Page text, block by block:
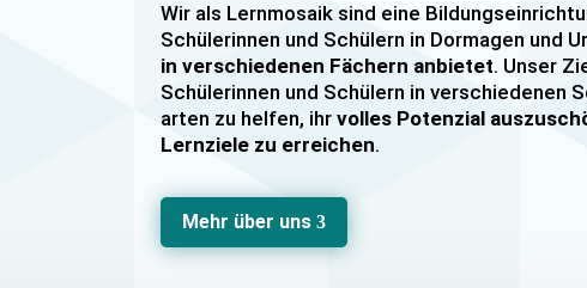
Wir als Lernmosaik sind eine
Schülerinnen und Schülern in Dormagen und
in verschiedenen Fächern anbietet. Unser
Schülerinnen und Schülern in verschiedenen
arten zu helfen, ihrvolles Potenzial
Lernziele zu erreichen.
Unser Nachhilfeangebot umfasst
Gruppennachhilfe
Mathematik, Englisch und Deutsch
Mehr über uns3